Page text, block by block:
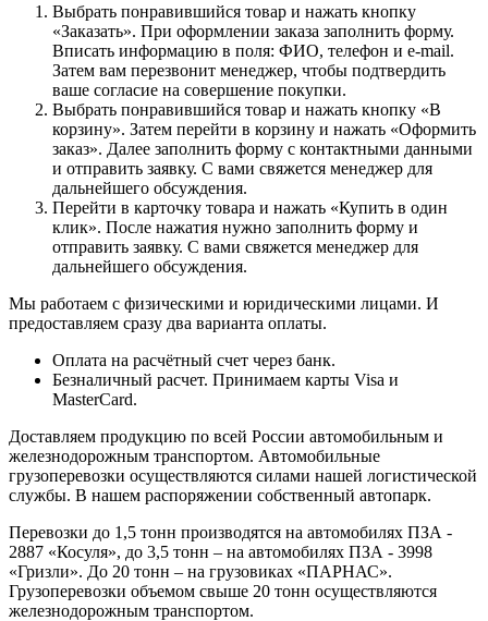
Выбрать понравившийся товар и нажать кнопку
«Заказать». При оформлении заказа заполнить форму.
Вписать информацию в поля: ФИО, телефон и e-mail.
Затем вам перезвонит менеджер, чтобы подтвердить
ваше согласие на совершение покупки.
Выбрать понравившийся товар и нажать кнопку «В
корзину». Затем перейти в корзину и нажать «Оформить
заказ». Далее заполнить форму с контактными данными
и отправить заявку. С вами свяжется менеджер для
дальнейшего обсуждения.
Перейти в карточку товара и нажать «Купить в один
клик». После нажатия нужно заполнить форму и
отправить заявку. С вами свяжется менеджер для
дальнейшего обсуждения.
Мы работаем с физическими и юридическими лицами. И
предоставляем сразу два варианта оплаты.
Оплата на расчётный счет через банк.
Безналичный расчет. Принимаем карты Visa и
MasterCard.
Доставляем продукцию по всей России автомобильным и
железнодорожным транспортом. Автомобильные
грузоперевозки осуществляются силами нашей логистической
службы. В нашем распоряжении собственный автопарк.
Перевозки до 1,5 тонн производятся на автомобилях ПЗА -
2887 «Косуля», до 3,5 тонн – на автомобилях ПЗА - 3998
«Гризли». До 20 тонн – на грузовиках «ПАРНАС».
Грузоперевозки объемом свыше 20 тонн осуществляются
железнодорожным транспортом.